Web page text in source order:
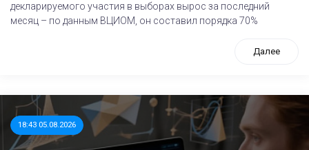
декларируемого участия в выборах вырос за последний
месяц – по данным ВЦИОМ, он составил порядка 70%
Далее
18:43 05.08.2026